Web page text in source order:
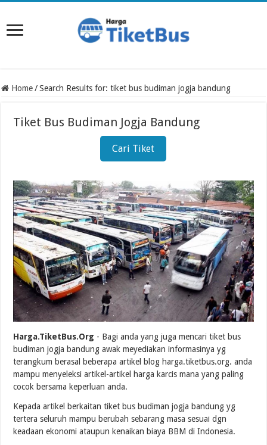
Home / Search Results for: tiket bus budiman jogja bandung
Tiket Bus Budiman Jogja Bandung
Cari Tiket
Harga.TiketBus.Org - Bagi anda yang juga mencari tiket bus
budiman jogja bandung awak meyediakan informasinya yg
terangkum berasal beberapa artikel blog harga.tiketbus.org. anda
mampu menyeleksi artikel-artikel harga karcis mana yang paling
cocok bersama keperluan anda.
Kepada artikel berkaitan tiket bus budiman jogja bandung yg
tertera seluruh mampu berubah sebarang masa sesuai dgn
keadaan ekonomi ataupun kenaikan biaya BBM di Indonesia.